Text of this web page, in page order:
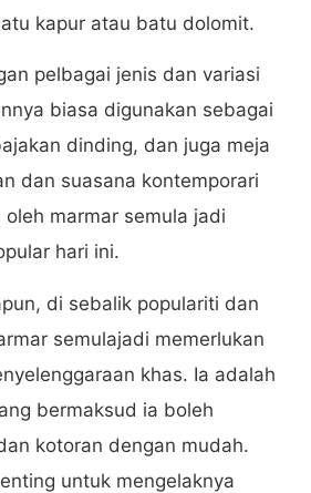
kapur atau batu dolomit.
pelbagai jenis dan variasi
biasa digunakan sebagai
dinding, dan juga meja
dan suasana kontemporari
marmar semula jadi
hari ini.
di sebalik populariti dan
semulajadi memerlukan
khas. Ia adalah
bermaksud ia boleh
kotoran dengan mudah.
untuk mengelaknya